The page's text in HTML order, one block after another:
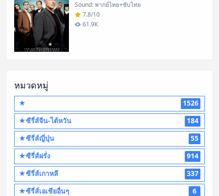
Sound: พากย์ไทย+ซับไทย
7.8/10
61.9K
หมวดหมู่
★
1526
★ซีรี่ส์จีน-ไต้หวัน
184
★ซีรี่ส์ญี่ปุ่น
55
★ซีรี่ส์ฝรั่ง
914
★ซีรี่ส์เกาหลี
337
★ซีรี่ส์เอเชียอื่นๆ
6